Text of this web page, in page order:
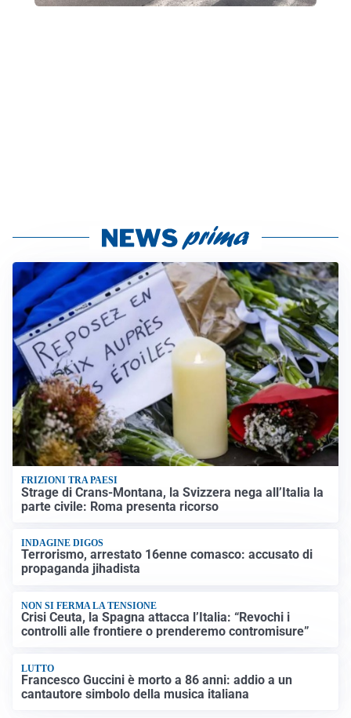
FRIZIONI TRA PAESI
Strage di Crans-Montana, la Svizzera nega all’Italia la
parte civile: Roma presenta ricorso
INDAGINE DIGOS
Terrorismo, arrestato 16enne comasco: accusato di
propaganda jihadista
NON SI FERMA LA TENSIONE
Crisi Ceuta, la Spagna attacca l’Italia: “Revochi i
controlli alle frontiere o prenderemo contromisure”
LUTTO
Francesco Guccini è morto a 86 anni: addio a un
cantautore simbolo della musica italiana